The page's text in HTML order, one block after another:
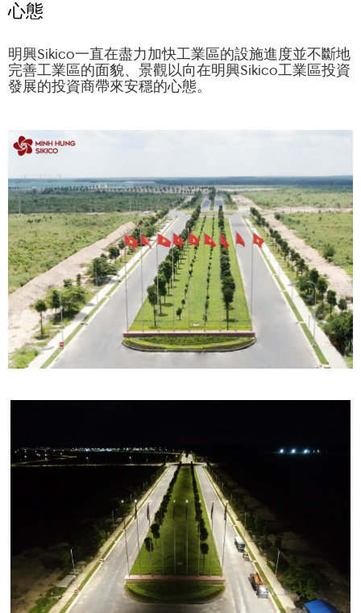
心態
明興Sikico一直在盡力加快工業區的設施進度並不斷地
完善工業區的面貌、景觀以向在明興Sikico工業區投資
發展的投資商帶來安穩的心態。